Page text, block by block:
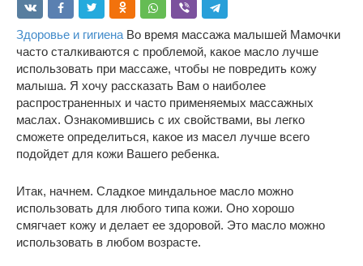
Здоровье и гигиена Во время массажа малышей Мамочки
часто сталкиваются с проблемой, какое масло лучше
использовать при массаже, чтобы не повредить кожу
малыша. Я хочу рассказать Вам о наиболее
распространенных и часто применяемых массажных
маслах. Ознакомившись с их свойствами, вы легко
сможете определиться, какое из масел лучше всего
подойдет для кожи Вашего ребенка.
Итак, начнем. Сладкое миндальное масло можно
использовать для любого типа кожи. Оно хорошо
смягчает кожу и делает ее здоровой. Это масло можно
использовать в любом возрасте.